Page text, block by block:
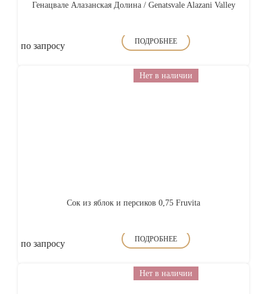
Генацвале Алазанская Долина / Genatsvale Alazani Valley
по запросу ПОДРОБНЕЕ
Нет в наличии
Сок из яблок и персиков 0,75 Fruvita
по запросу ПОДРОБНЕЕ
Нет в наличии